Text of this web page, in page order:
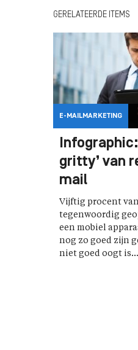
GERELATEERDE ITEMS
E-MAILMARKETING
gritty’ van
mail
Vijftig procent
tegenwoordig
een mobiel
nog zo goed zijn
niet goed oogt is...